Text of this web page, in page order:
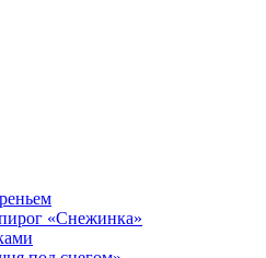
«Снежинка»